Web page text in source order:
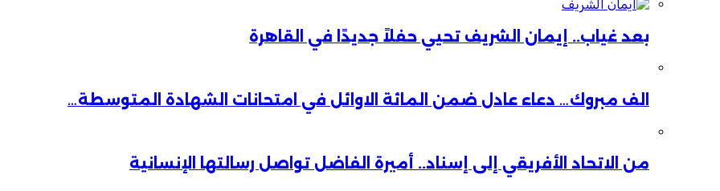
بعد غياب.. إيمان الشريف تحيي حفلاً جديدًا في القاهرة
الف مبروك… دعاء عادل ضمن المائة الاوائل في امتحانات الشهادة المتوسطة…
من الاتحاد الأفريقي إلى إسناد.. أميرة الفاضل تواصل رسالتها الإنسانية